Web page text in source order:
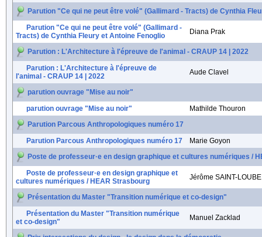
Parution "Ce qui ne peut être volé" (Gallimard - Tracts) de Cynthia
Parution "Ce qui ne peut être volé" (Gallimard -
Tracts) de Cynthia Fleury et Antoine Fenoglio
Diana Prak
Parution : L'Architecture à l'épreuve de l'animal - CRAUP 14 | 2022
Parution : L'Architecture à l'épreuve de
l'animal - CRAUP 14 | 2022
Aude Clavel
parution ouvrage "Mise au noir"
parution ouvrage "Mise au noir"
Mathilde Thouron
Parution Parcous Anthropologiques numéro 17
Parution Parcous Anthropologiques numéro 17
Marie Goyon
Poste de professeur·e en design graphique et cultures numériques /
Poste de professeur·e en design graphique et
cultures numériques / HEAR Strasbourg
Jérôme SAINT-
Présentation du Master "Transition numérique et co-design"
Présentation du Master "Transition numérique
et co-design"
Manuel Zacklad